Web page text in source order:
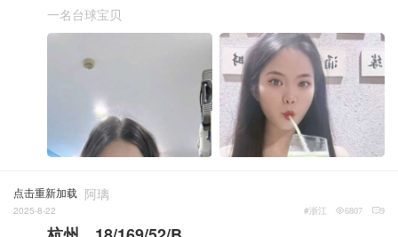
一名台球宝贝
点击重新加载 阿璃
2025-8-22 9
6807
#浙江